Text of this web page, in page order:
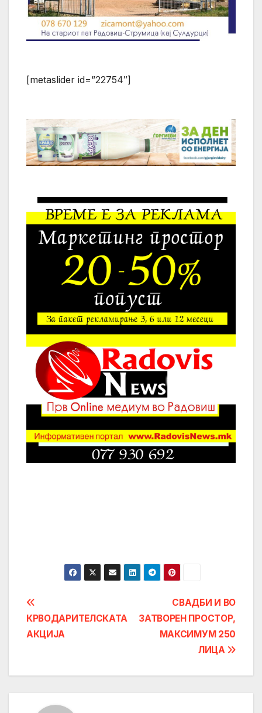
[metaslider id=”22754″]
Post
navigation
СВАДБИ И ВО
ЗАТВОРЕН ПРОСТОР,
МАКСИМУМ 250
ЛИЦА
КРВОДАРИТЕЛСКАТА
АКЦИЈА